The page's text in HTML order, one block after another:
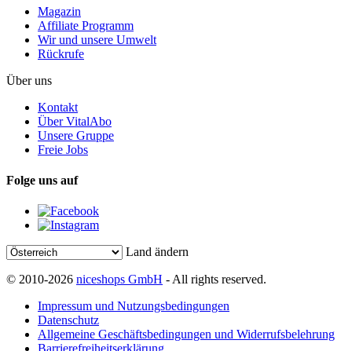
Magazin
Affiliate Programm
Wir und unsere Umwelt
Rückrufe
Über uns
Kontakt
Über VitalAbo
Unsere Gruppe
Freie Jobs
Folge uns auf
Land ändern
© 2010-2026 niceshops GmbH - All rights reserved.
Impressum und Nutzungsbedingungen
Datenschutz
Allgemeine Geschäftsbedingungen und Widerrufsbelehrung